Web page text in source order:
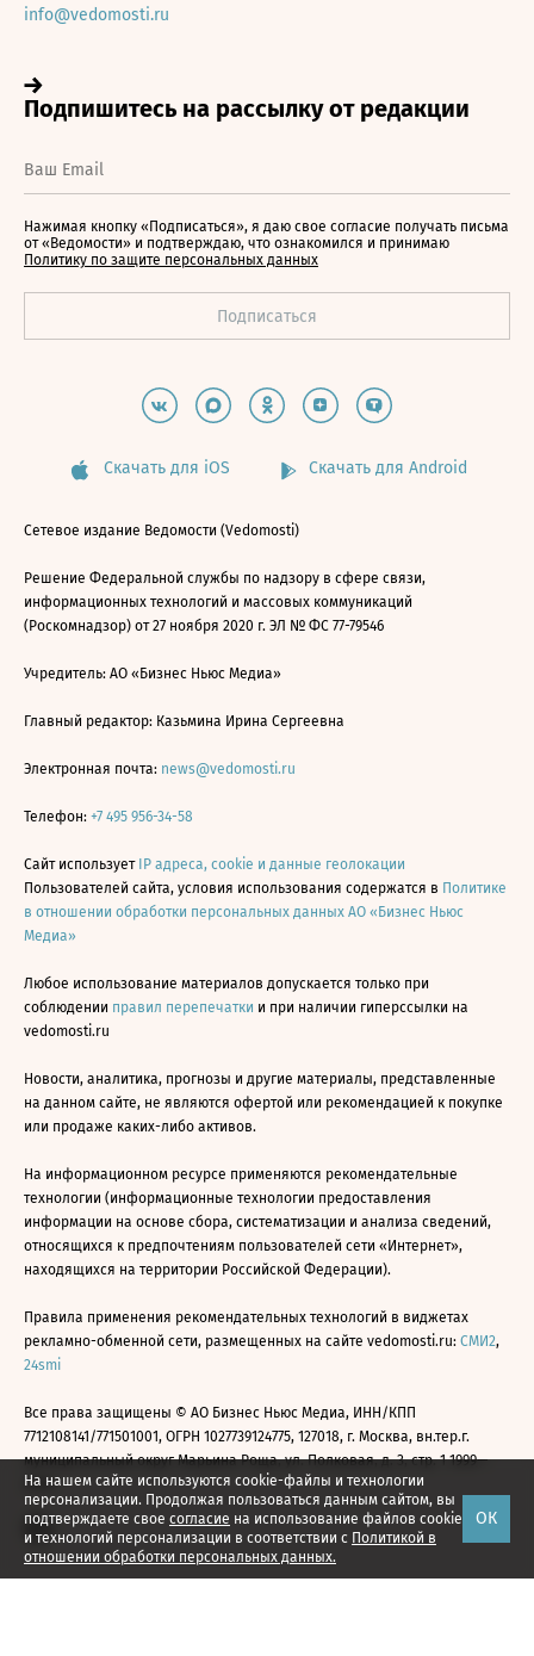
На нашем сайте используются cookie-файлы и технологии
персонализации. Продолжая пользоваться данным сайтом, вы
подтверждаете свое согласие на использование файлов cookie
и технологий персонализации в соответствии с Политикой в
отношении обработки персональных данных.
ОК
info@vedomosti.ru
Нажимая кнопку «Подписаться», я даю свое согласие получать письма
от «Ведомости» и подтверждаю, что ознакомился и принимаю
Политику по защите персональных данных
Скачать для iOS Скачать для Android
Сетевое издание Ведомости (Vedomosti)
Решение Федеральной службы по надзору в сфере связи,
информационных технологий и массовых коммуникаций
(Роскомнадзор) от 27 ноября 2020 г. ЭЛ № ФС 77-79546
Учредитель: АО «Бизнес Ньюс Медиа»
Главный редактор: Казьмина Ирина Сергеевна
Электронная почта: news@vedomosti.ru
Телефон: +7 495 956-34-58
Сайт использует IP адреса, cookie и данные геолокации
Пользователей сайта, условия использования содержатся в Политике
в отношении обработки персональных данных АО «Бизнес Ньюс
Медиа»
Любое использование материалов допускается только при
соблюдении правил перепечатки и при наличии гиперссылки на
vedomosti.ru
Новости, аналитика, прогнозы и другие материалы, представленные
на данном сайте, не являются офертой или рекомендацией к покупке
или продаже каких-либо активов.
На информационном ресурсе применяются рекомендательные
технологии (информационные технологии предоставления
информации на основе сбора, систематизации и анализа сведений,
относящихся к предпочтениям пользователей сети «Интернет»,
находящихся на территории Российской Федерации).
Правила применения рекомендательных технологий в виджетах
рекламно-обменной сети, размещенных на сайте vedomosti.ru: СМИ2,
24smi
Все права защищены © АО Бизнес Ньюс Медиа, ИНН/КПП
7712108141/771501001, ОГРН 1027739124775, 127018, г. Москва, вн.тер.г.
муниципальный округ Марьина Роща, ул. Полковая, д. 3, стр. 1 1999—
2026